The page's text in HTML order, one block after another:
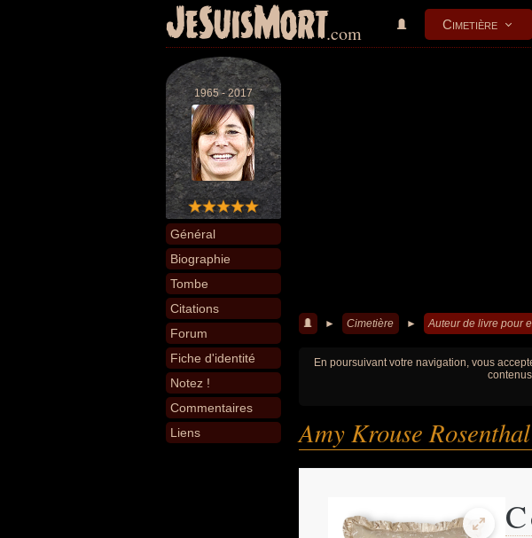
JeSuisMort.com Cimetière
1965 - 2017
Général
Biographie
Tombe
Citations
Forum
Fiche d'identité
Notez !
Commentaires
Liens
► Cimetière ► Auteur de livre pour
En poursuivant votre navigation, vous
Amy Krouse Rosenthal